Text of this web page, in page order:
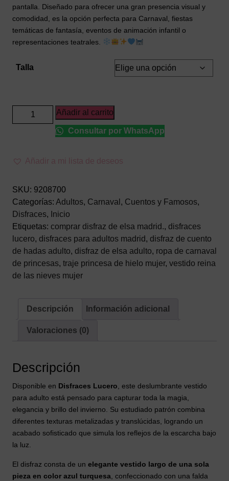
pantalla. Diseñado para ofrecer una gran presencia visual y
comodidad, es la opción perfecta para Carnaval, fiestas
temáticas de fantasía, eventos de animación infantil o
representaciones teatrales.
Talla
Disfraz
de
Hielo
–
Vestido
de
Reina
de
las
Nieves
con
Copos
Nieve
Añadir al carrito
Consultar por WhatsApp
Añadir a mi lista de deseos
SKU: 9208700
Categorías: Adultos, Carnaval , Cuentos y Famosos,
Disfraces, Inicio
Etiquetas: comprar disfraz de elsa madrid., disfraces
lucero, disfraces para adultos madrid , disfraz de cuento
de hadas adulto, disfraz de elsa adulto, ropa de carnaval
de princesas, traje princesa de hielo mujer, vestido reina
de las nieves mujer
Descripción Información adicional
Valoraciones (0)
Descripción
Disponible en Disfraces Lucero , este deslumbrante vestido
para adulto está pensado para capturar toda la magia,
elegancia y brillo del invierno. Su estudiado patrón combina
diferentes texturas metalizadas y translúcidas, logrando un
acabado sofisticado que simula los reflejos de la escarcha bajo
la luz.
El disfraz consta de un elegante vestido largo de una sola
pieza en color azul turquesa , confeccionado con una falda